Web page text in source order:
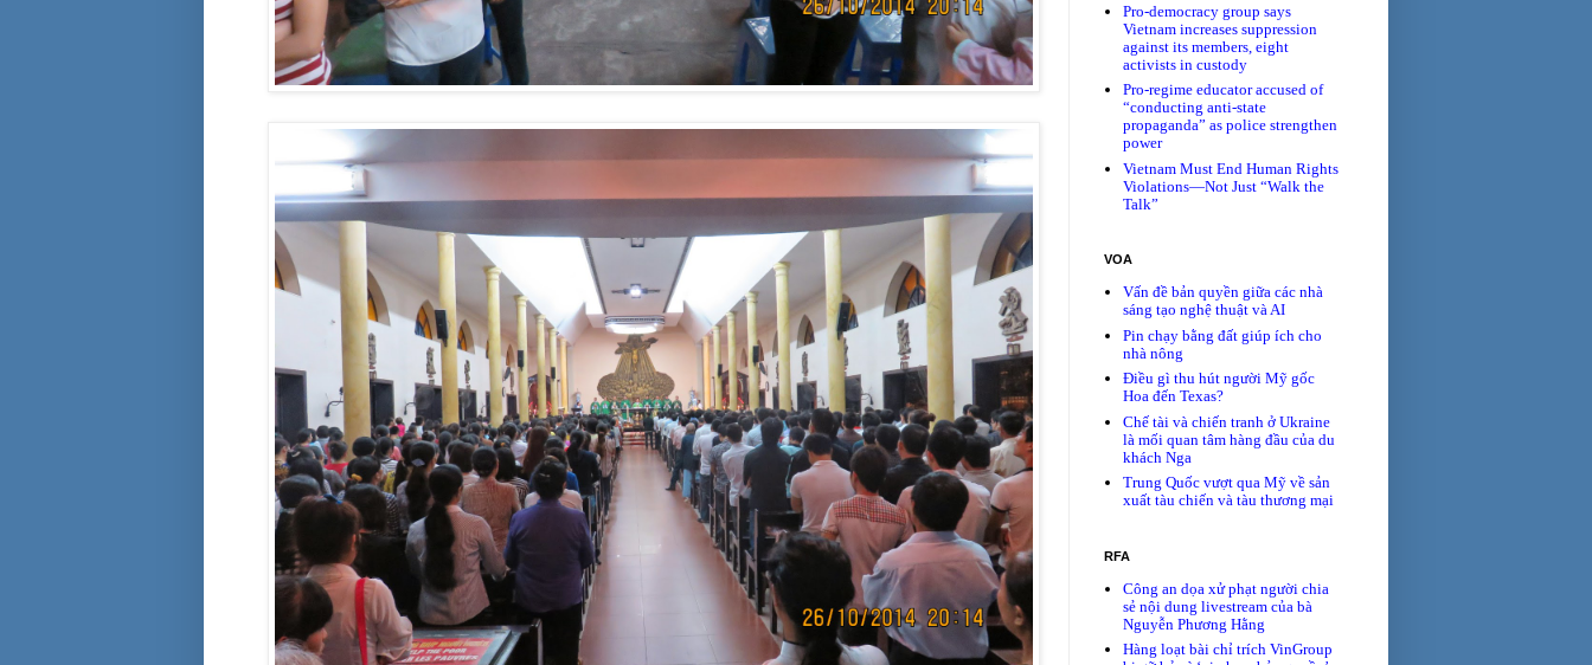
Pro-democracy group says
Vietnam increases suppression
against its members, eight
activists in custody
Pro-regime educator accused of
“conducting anti-state
propaganda” as police strengthen
power
Vietnam Must End Human Rights
Violations—Not Just “Walk the
Talk”
VOA
Vấn đề bản quyền giữa các nhà
sáng tạo nghệ thuật và AI
Pin chạy bằng đất giúp ích cho
nhà nông
Điều gì thu hút người Mỹ gốc
Hoa đến Texas?
Chế tài và chiến tranh ở Ukraine
là mối quan tâm hàng đầu của du
khách Nga
Trung Quốc vượt qua Mỹ về sản
xuất tàu chiến và tàu thương mại
RFA
Công an dọa xử phạt người chia
sẻ nội dung livestream của bà
Nguyễn Phương Hằng
Hàng loạt bài chỉ trích VinGroup